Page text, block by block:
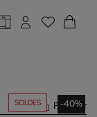
SOLDES -40%
Partager